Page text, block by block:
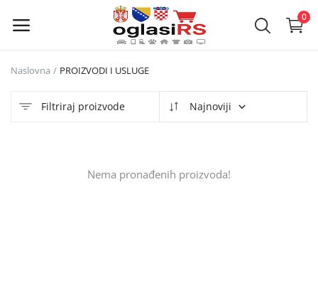
0
oglas
Naslovna PROIZVODI I USLUGE
Filtriraj proizvode Najnoviji
Nema pronađenih proizvoda!